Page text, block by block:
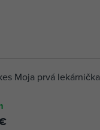
Moja prvá lekárnička